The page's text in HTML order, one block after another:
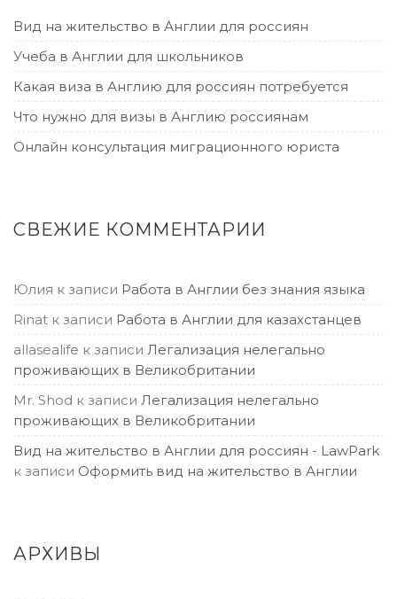
Вид на жительство в Англии для россиян
Учеба в Англии для школьников
Какая виза в Англию для россиян потребуется
Что нужно для визы в Англию россиянам
Онлайн консультация миграционного юриста
СВЕЖИЕ КОММЕНТАРИИ
Юлия к записи Работа в Англии без знания языка
Rinat к записи Работа в Англии для казахстанцев
allasealife к записи Легализация нелегально
проживающих в Великобритании
Mr. Shod к записи Легализация нелегально
проживающих в Великобритании
Вид на жительство в Англии для россиян - LawPark
к записи Оформить вид на жительство в Англии
АРХИВЫ